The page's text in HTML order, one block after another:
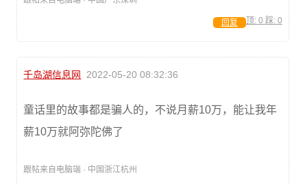
顶: 0 踩: 0
回复
千岛湖信息网 2022-05-20 08:32:36
童话里的故事都是骗人的，不说月薪10万，能让我年
薪10万就阿弥陀佛了
跟帖来自电脑端 · 中国浙江杭州